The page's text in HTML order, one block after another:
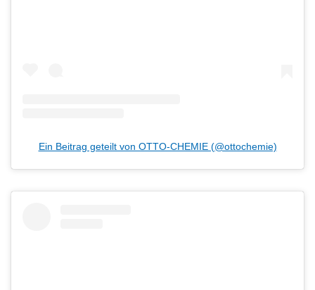
Ein Beitrag geteilt von OTTO-CHEMIE (@ottochemie)